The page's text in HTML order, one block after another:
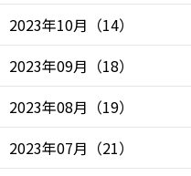
2023年10月 （14）
2023年09月 （18）
2023年08月 （19）
2023年07月 （21）